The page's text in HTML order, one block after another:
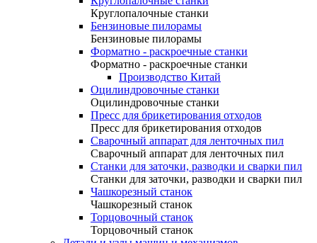
Круглопалочные станки
Бензиновые пилорамы
Бензиновые пилорамы
Форматно - раскроечные станки
Форматно - раскроечные станки
Производство Китай
Оцилиндровочные станки
Оцилиндровочные станки
Пресс для брикетирования отходов
Пресс для брикетирования отходов
Сварочный аппарат для ленточных пил
Сварочный аппарат для ленточных пил
Станки для заточки, разводки и сварки пил
Станки для заточки, разводки и сварки пил
Чашкорезный станок
Чашкорезный станок
Торцовочный станок
Торцовочный станок